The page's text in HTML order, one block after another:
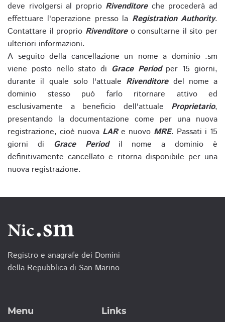
deve rivolgersi al proprio Rivenditoreche procederà ad
effettuare l'operazione presso la Registration Authority.
Contattare il proprio Rivenditoreo consultarne il sito per
ulteriori informazioni.
A seguito della cancellazione un nome a dominio .sm
viene posto nello stato di Grace Periodper 15 giorni,
durante il quale solo l'attuale Rivenditoredel nome a
dominio stesso può farlo ritornare attivo ed
esclusivamente a beneficio dell'attuale Proprietario,
presentando la documentazione come per una nuova
registrazione, cioè nuova LARe nuovo MRE. Passati i 15
giorni di Grace Periodil nome a dominio è
definitivamente cancellato e ritorna disponibile per una
nuova registrazione.
Registro e anagrafe dei Domini
della Repubblica di San Marino
Menu Links